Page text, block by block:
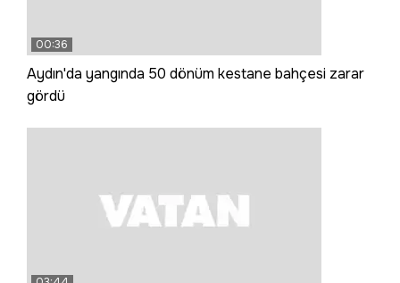
00:36
Aydın'da yangında 50 dönüm kestane bahçesi zarar
gördü